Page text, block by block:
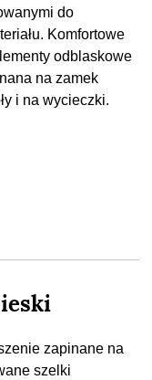
do
Komfortowe
odblaskowe
na zamek
i na wycieczki.
zapinane na
szelki